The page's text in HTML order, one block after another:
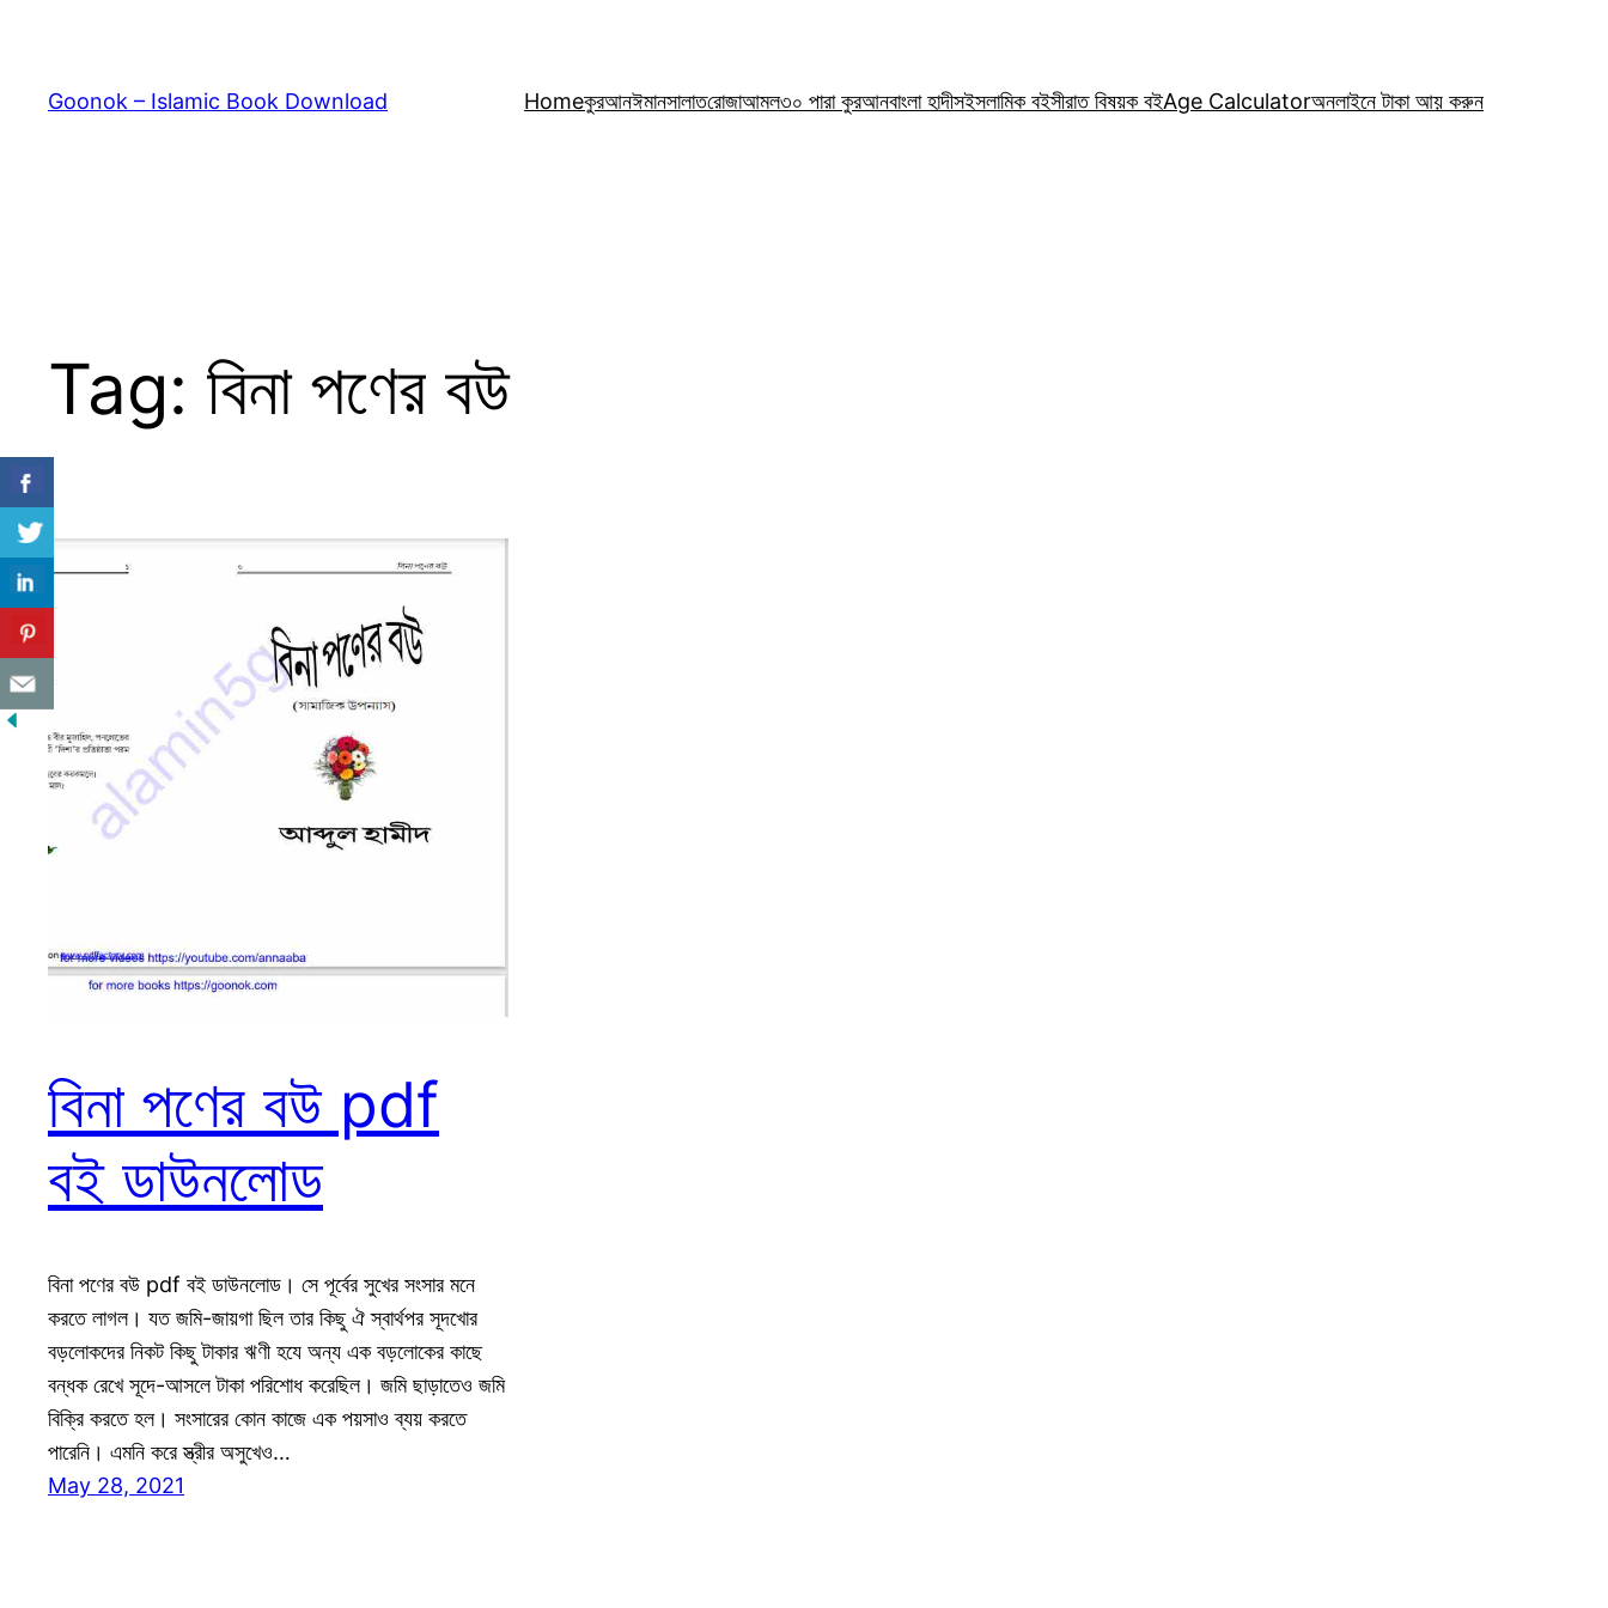
content
Goonok – Islamic Book Download Homeকুরআনঈমানসালাতরোজাআমল৩০ পারা কুরআনবাংলা হাদীসইসলামিক বইসীরাত বিষয়ক বইAge Calculatorঅনলাইনে টাকা আয় করুন
Tag: বিনা পণের বউ
বিনা পণের বউ pdf
বই ডাউনলোড
বিনা পণের বউ pdf বই ডাউনলোড। সে পূর্বের সুখের সংসার মনে
করতে লাগল। যত জমি-জায়গা ছিল তার কিছু ঐ স্বার্থপর সূদখোর
বড়লোকদের নিকট কিছু টাকার ঋণী হযে অন্য এক বড়লোকের কাছে
বন্ধক রেখে সূদে-আসলে টাকা পরিশোধ করেছিল। জমি ছাড়াতেও জমি
বিক্রি করতে হল। সংসারের কোন কাজে এক পয়সাও ব্যয় করতে
পারেনি। এমনি করে স্ত্রীর অসুখেও…
May 28, 2021